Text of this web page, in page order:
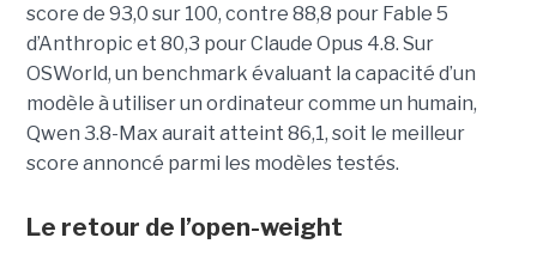
score de 93,0 sur 100, contre 88,8 pour Fable 5
d’Anthropic et 80,3 pour Claude Opus 4.8. Sur
OSWorld, un benchmark évaluant la capacité d’un
modèle à utiliser un ordinateur comme un humain,
Qwen 3.8-Max aurait atteint 86,1, soit le meilleur
score annoncé parmi les modèles testés.
Le retour de l’open-weight